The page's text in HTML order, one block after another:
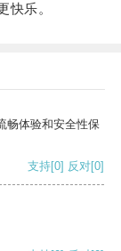
乐。
畅体验和安全性保
支持[0] 反对[0]